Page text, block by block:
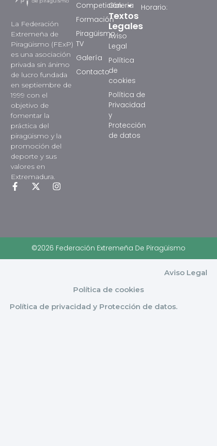
La Federación
Extremeña de
Piragüismo (FExP)
es una asociación
privada sin ánimo
de lucro fundada
en septiembre de
1999 con el
objetivo de
fomentar la
práctica del
piragüismo y la
promoción del
deporte y sus
valores en
Extremadura.
Galeria
Textos
Legales
Aviso
Legal
Política
de
cookies
Política de
Privacidad
y
Protección
de datos
Competición
Formación
Piragüismo
TV
Galería
Contacto
Horario:
©2026 Federación Extremeña De Piragüismo
Aviso Legal
Política de cookies
Política de privacidad y Protección de datos.